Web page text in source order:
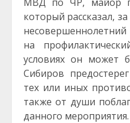
который рассказал,
на
условиях он может
Сибиров
тех или иных
также от души
данного мероприятия.